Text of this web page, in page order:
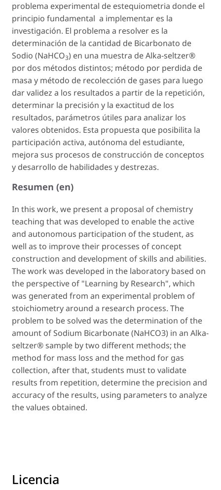
problema experimental de estequiometria donde el
principio fundamental a implementar es la
investigación. El problema a resolver es la
determinación de la cantidad de Bicarbonato de
Sodio (NaHCO3) en una muestra de Alka-seltzer®
por dos métodos distintos; método por perdida de
masa y método de recolección de gases para luego
dar validez a los resultados a partir de la repetición,
determinar la precisión y la exactitud de los
resultados, parámetros útiles para analizar los
valores obtenidos. Esta propuesta que posibilita la
participación activa, autónoma del estudiante,
mejora sus procesos de construcción de conceptos
y desarrollo de habilidades y destrezas.
Resumen (en)
In this work, we present a proposal of chemistry
teaching that was developed to enable the active
and autonomous participation of the student, as
well as to improve their processes of concept
construction and development of skills and abilities.
The work was developed in the laboratory based on
the perspective of "Learning by Research", which
was generated from an experimental problem of
stoichiometry around a research process. The
problem to be solved was the determination of the
amount of Sodium Bicarbonate (NaHCO3) in an Alka-
seltzer® sample by two different methods; the
method for mass loss and the method for gas
collection, after that, students must to validate
results from repetition, determine the precision and
accuracy of the results, using parameters to analyze
the values obtained.
Licencia